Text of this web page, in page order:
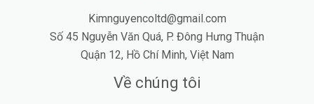
Kimnguyencoltd@gmail.com
Số 45 Nguyễn Văn Quá, P. Đông Hưng Thuận
Quận 12, Hồ Chí Minh, Việt Nam
Về chúng tôi